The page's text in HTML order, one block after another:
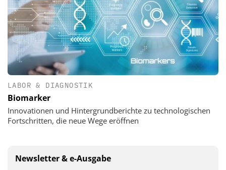
LABOR & DIAGNOSTIK
Biomarker
Innovationen und Hintergrundberichte zu technologischen
Fortschritten, die neue Wege eröffnen
Newsletter & e-Ausgabe